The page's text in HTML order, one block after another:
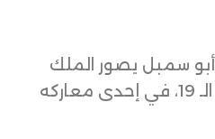
سمبل يصور الملك
رعمسيس الثاني، الأسرة الـ 19، في إحدى معاركه